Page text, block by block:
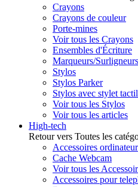
Crayons
Crayons de couleur
Porte-mines
Voir tous les Crayons
Ensembles d'Écriture
Marqueurs/Surligneurs
Stylos
Stylos Parker
Stylos avec stylet
Voir tous les Stylos
Voir tous les articles
High-tech
Retour vers Toutes les
Accessoires ordinateur
Cache Webcam
Voir tous les
Accessoires pour